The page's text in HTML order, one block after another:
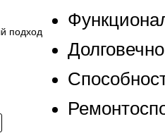
подход